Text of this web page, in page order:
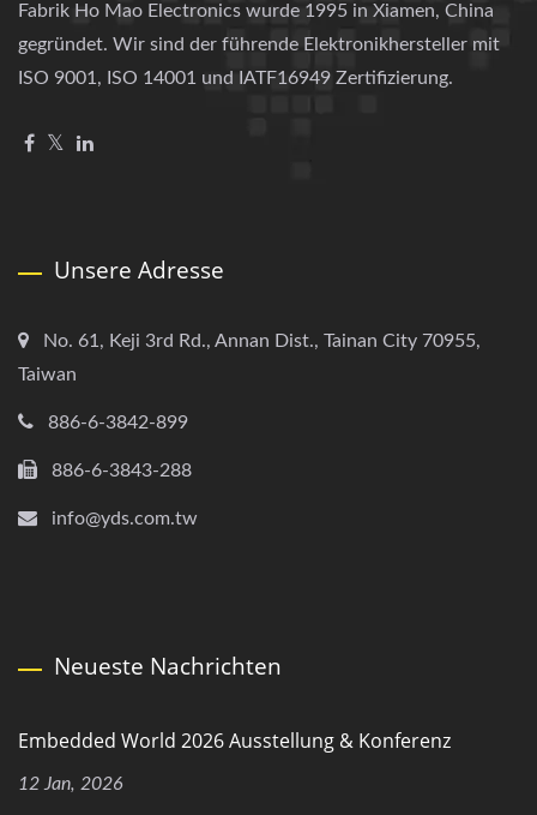
Fabrik Ho Mao Electronics wurde 1995 in Xiamen, China
gegründet. Wir sind der führende Elektronikhersteller mit
ISO 9001, ISO 14001 und IATF16949 Zertifizierung.
Unsere Adresse
No. 61, Keji 3rd Rd., Annan Dist., Tainan City 70955,
Taiwan
886-6-3842-899
886-6-3843-288
info@yds.com.tw
Neueste Nachrichten
Embedded World 2026 Ausstellung & Konferenz
12 Jan, 2026